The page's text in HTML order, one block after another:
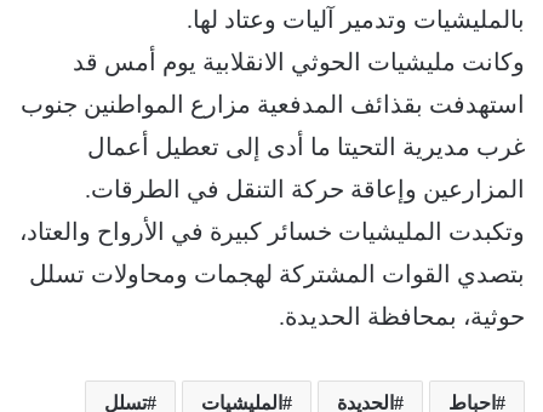
بالمليشيات وتدمير آليات وعتاد لها.
وكانت مليشيات الحوثي الانقلابية يوم أمس قد
استهدفت بقذائف المدفعية مزارع المواطنين جنوب
غرب مديرية التحيتا ما أدى إلى تعطيل أعمال
المزارعين وإعاقة حركة التنقل في الطرقات.
وتكبدت المليشيات خسائر كبيرة في الأرواح والعتاد،
بتصدي القوات المشتركة لهجمات ومحاولات تسلل
حوثية، بمحافظة الحديدة.
احباط الحديدة المليشيات تسلل